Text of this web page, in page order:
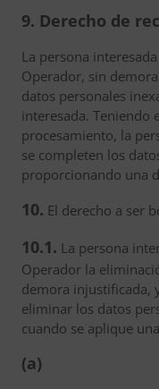
9. Derecho de
La persona
Operador, sin
datos personales
interesada. Teniendo
procesamiento, la
se completen los
proporcionando una
10. El derecho a ser
10.1. La persona
Operador la
demora injustificada,
eliminar los datos
cuando se aplique
(a)